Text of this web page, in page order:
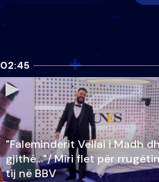
02:45
"Faleminderit Vëllai i Madh
gjithë…"/ Miri flet për
tij në BBV